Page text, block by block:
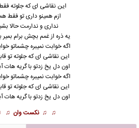
این نقاشی ای که جلوته
ازم همینو داری تو فقط
نداری و ندارمت حالا
یه ذره از غمم بچش برام بمیر
اگه خوابت نمیبره چشماتو
این نقاشی ای که جلوته تو
اون دل یخ زدتو با گریه
اگه خوابت نمیبره چشماتو
این نقاشی ای که جلوته تو
اون دل یخ زدتو با گریه
♫ ♫ نکست وان ♫